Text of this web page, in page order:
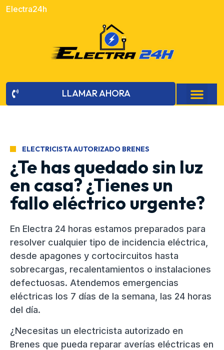
Electra24h
LLAMAR AHORA
ELECTRICISTA AUTORIZADO BRENES
¿Te has quedado sin luz
en casa? ¿Tienes un
fallo eléctrico urgente?
En Electra 24 horas estamos preparados para
resolver cualquier tipo de incidencia eléctrica,
desde apagones y cortocircuitos hasta
sobrecargas, recalentamientos o instalaciones
defectuosas. Atendemos emergencias
eléctricas los 7 días de la semana, las 24 horas
del día.
¿Necesitas un electricista autorizado en
Brenes que pueda reparar averías eléctricas en